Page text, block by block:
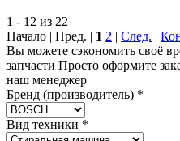
1 - 12 из 22
Начало | Пред. | 1 2 | След. |
Вы можете сэкономить своё
запчасти Просто оформите
наш менеджер
Бренд (производитель) *
Вид техники *